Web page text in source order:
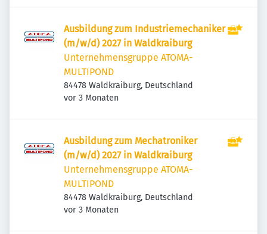
Ausbildung zum Industriemechaniker
(m/w/d) 2027 in Waldkraiburg
Unternehmensgruppe ATOMA-
MULTIPOND
84478 Waldkraiburg, Deutschland
Veröffentlicht:
vor 3 Monaten
Ausbildung zum Mechatroniker
(m/w/d) 2027 in Waldkraiburg
Unternehmensgruppe ATOMA-
MULTIPOND
84478 Waldkraiburg, Deutschland
Veröffentlicht:
vor 3 Monaten